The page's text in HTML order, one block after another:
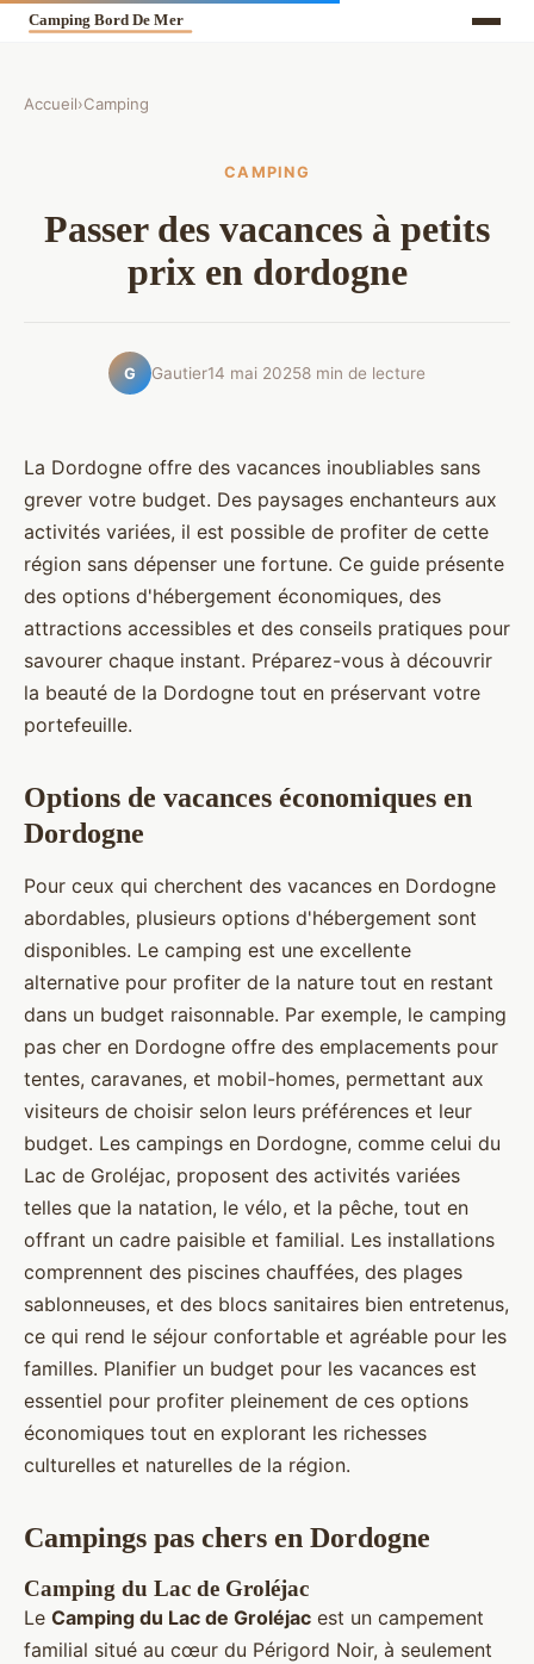
Accueil›Camping
CAMPING
Passer des vacances à petits
prix en dordogne
G Gautier14 mai 20258 min de lecture
La Dordogne offre des vacances inoubliables sans
grever votre budget. Des paysages enchanteurs aux
activités variées, il est possible de profiter de cette
région sans dépenser une fortune. Ce guide présente
des options d'hébergement économiques, des
attractions accessibles et des conseils pratiques pour
savourer chaque instant. Préparez-vous à découvrir
la beauté de la Dordogne tout en préservant votre
portefeuille.
Options de vacances économiques en
Dordogne
Pour ceux qui cherchent des vacances en Dordogne
abordables, plusieurs options d'hébergement sont
disponibles. Le camping est une excellente
alternative pour profiter de la nature tout en restant
dans un budget raisonnable. Par exemple, le camping
pas cher en Dordogne offre des emplacements pour
tentes, caravanes, et mobil-homes, permettant aux
visiteurs de choisir selon leurs préférences et leur
budget. Les campings en Dordogne, comme celui du
Lac de Groléjac, proposent des activités variées
telles que la natation, le vélo, et la pêche, tout en
offrant un cadre paisible et familial. Les installations
comprennent des piscines chauffées, des plages
sablonneuses, et des blocs sanitaires bien entretenus,
ce qui rend le séjour confortable et agréable pour les
familles. Planifier un budget pour les vacances est
essentiel pour profiter pleinement de ces options
économiques tout en explorant les richesses
culturelles et naturelles de la région.
Campings pas chers en Dordogne
Camping du Lac de Groléjac
Le Camping du Lac de Groléjac est un campement
familial situé au cœur du Périgord Noir, à seulement